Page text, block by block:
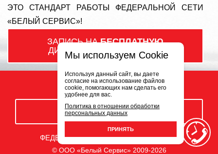
ЭТО СТАНДАРТ РАБОТЫ ФЕДЕРАЛЬНОЙ СЕТИ
«БЕЛЫЙ СЕРВИС»!
ЗАПИСЬ НАБЕСПЛАТНУЮ
ДИАГНОСТИКУ ПОДВЕСКИ
ЗАКАЗАТЬ ЗВОНОК
ФЕДЕРАЛЬНАЯ СЕТЬ АВТОСЕРВИСОВ
© ООО «Белый Сервис» 2009-2026
Мы используем Cookie
Используя данный сайт, вы даете
согласие на использование файлов
cookie, помогающих нам сделать его
удобнее для вас.
Политика в отношении обработки
персональных данных
ПРИНЯТЬ